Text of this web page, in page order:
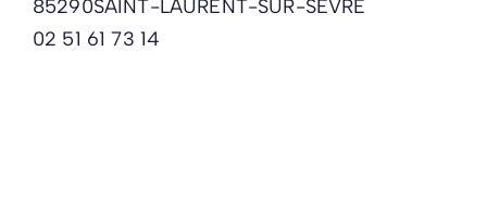
85290SAINT-LAURENT-SUR-SÈVRE
02 51 61 73 14